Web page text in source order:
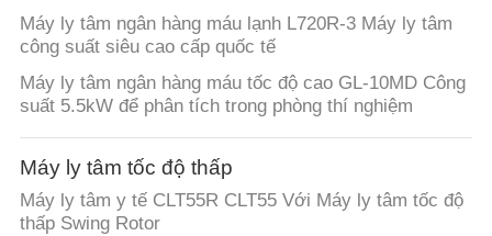
Máy ly tâm ngân hàng máu lạnh L720R-3 Máy ly tâm
công suất siêu cao cấp quốc tế
Máy ly tâm ngân hàng máu tốc độ cao GL-10MD Công
suất 5.5kW để phân tích trong phòng thí nghiệm
Máy ly tâm tốc độ thấp
Máy ly tâm y tế CLT55R CLT55 Với Máy ly tâm tốc độ
thấp Swing Rotor